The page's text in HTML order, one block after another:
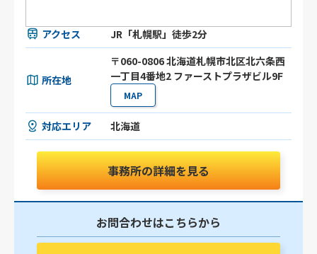
アクセス JR「札幌駅」徒歩2分
所在地
〒060-0806 北海道札幌市北区北六条⻄
⼀丁目4番地2 ファーストプラザビル9F
MAP
対応エリア 北海道
事務所の詳細を見る
お問合わせはこちらから